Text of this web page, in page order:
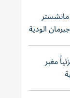
مانشستر
الودية
مغبر